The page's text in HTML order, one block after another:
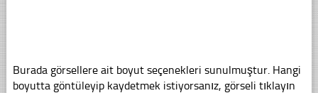
Burada görsellere ait boyut seçenekleri sunulmuştur. Hangi
boyutta göntüleyip kaydetmek istiyorsanız, görseli tıklayın